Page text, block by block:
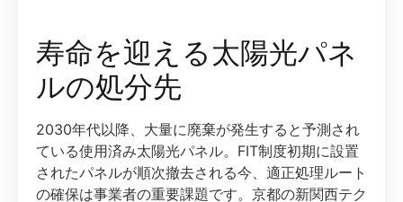
寿命を迎える太陽光パネ
ルの処分先
2030年代以降、大量に廃棄が発生すると予測され
ている使用済み太陽光パネル。FIT制度初期に設置
されたパネルが順次撤去される今、適正処理ルート
の確保は事業者の重要課題です。京都の新関西テク